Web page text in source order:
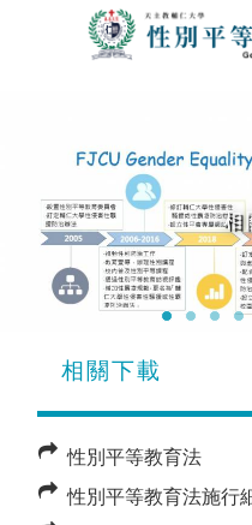
相
相關下載
性別平等教育法
性別平等教育法施行